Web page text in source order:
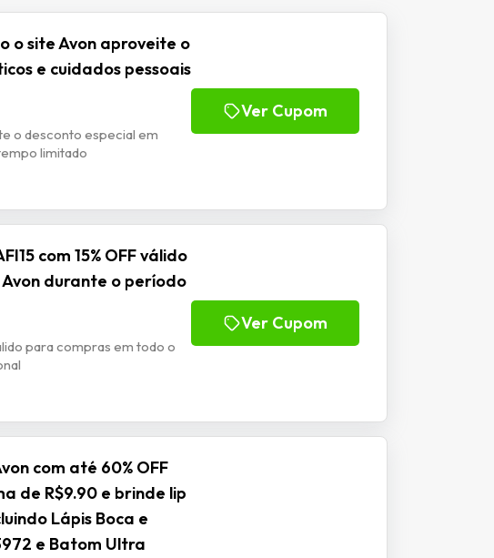
o site Avon aproveite o
e cuidados pessoais
o desconto especial em
limitado
Ver Cupom
com 15% OFF válido
durante o período
para compras em todo o
Ver Cupom
com até 60% OFF
de R$9.90 e brinde lip
Lápis Boca e
e Batom Ultra